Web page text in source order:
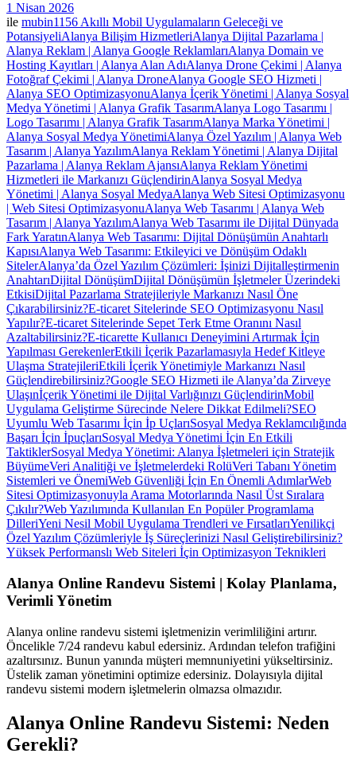
1 Nisan 2026
ile mubin1156 Akıllı Mobil Uygulamaların Geleceği ve
PotansiyeliAlanya Bilişim HizmetleriAlanya Dijital Pazarlama |
Alanya Reklam | Alanya Google ReklamlarıAlanya Domain ve
Hosting Kayıtları | Alanya Alan AdıAlanya Drone Çekimi | Alanya
Fotoğraf Çekimi | Alanya DroneAlanya Google SEO Hizmeti |
Alanya SEO OptimizasyonuAlanya İçerik Yönetimi | Alanya Sosyal
Medya Yönetimi | Alanya Grafik TasarımAlanya Logo Tasarımı |
Logo Tasarımı | Alanya Grafik TasarımAlanya Marka Yönetimi |
Alanya Sosyal Medya YönetimiAlanya Özel Yazılım | Alanya Web
Tasarım | Alanya YazılımAlanya Reklam Yönetimi | Alanya Dijital
Pazarlama | Alanya Reklam AjansıAlanya Reklam Yönetimi
Hizmetleri ile Markanızı GüçlendirinAlanya Sosyal Medya
Yönetimi | Alanya Sosyal MedyaAlanya Web Sitesi Optimizasyonu
| Web Sitesi OptimizasyonuAlanya Web Tasarımı | Alanya Web
Tasarım | Alanya YazılımAlanya Web Tasarımı ile Dijital Dünyada
Fark YaratınAlanya Web Tasarımı: Dijital Dönüşümün Anahtarlı
KapısıAlanya Web Tasarımı: Etkileyici ve Dönüşüm Odaklı
SitelerAlanya’da Özel Yazılım Çözümleri: İşinizi Dijitalleştirmenin
AnahtarıDijital DönüşümDijital Dönüşümün İşletmeler Üzerindeki
EtkisiDijital Pazarlama Stratejileriyle Markanızı Nasıl Öne
Çıkarabilirsiniz?E-ticaret Sitelerinde SEO Optimizasyonu Nasıl
Yapılır?E-ticaret Sitelerinde Sepet Terk Etme Oranını Nasıl
Azaltabilirsiniz?E-ticarette Kullanıcı Deneyimini Artırmak İçin
Yapılması GerekenlerEtkili İçerik Pazarlamasıyla Hedef Kitleye
Ulaşma StratejileriEtkili İçerik Yönetimiyle Markanızı Nasıl
Güçlendirebilirsiniz?Google SEO Hizmeti ile Alanya’da Zirveye
Ulaşınİçerik Yönetimi ile Dijital Varlığınızı GüçlendirinMobil
Uygulama Geliştirme Sürecinde Nelere Dikkat Edilmeli?SEO
Uyumlu Web Tasarımı İçin İp UçlarıSosyal Medya Reklamcılığında
Başarı İçin İpuçlarıSosyal Medya Yönetimi İçin En Etkili
TaktiklerSosyal Medya Yönetimi: Alanya İşletmeleri için Stratejik
BüyümeVeri Analitiği ve İşletmelerdeki RolüVeri Tabanı Yönetim
Sistemleri ve ÖnemiWeb Güvenliği İçin En Önemli AdımlarWeb
Sitesi Optimizasyonuyla Arama Motorlarında Nasıl Üst Sıralara
Çıkılır?Web Yazılımında Kullanılan En Popüler Programlama
DilleriYeni Nesil Mobil Uygulama Trendleri ve FırsatlarıYenilikçi
Özel Yazılım Çözümleriyle İş Süreçlerinizi Nasıl Geliştirebilirsiniz?
Yüksek Performanslı Web Siteleri İçin Optimizasyon Teknikleri
Alanya Online Randevu Sistemi | Kolay Planlama,
Verimli Yönetim
Alanya online randevu sistemi işletmenizin verimliliğini artırır.
Öncelikle 7/24 randevu kabul edersiniz. Ardından telefon trafiğini
azaltırsınız. Bunun yanında müşteri memnuniyetini yükseltirsiniz.
Üstelik zaman yönetimini optimize edersiniz. Dolayısıyla dijital
randevu sistemi modern işletmelerin olmazsa olmazıdır.
Alanya Online Randevu Sistemi: Neden
Gerekli?